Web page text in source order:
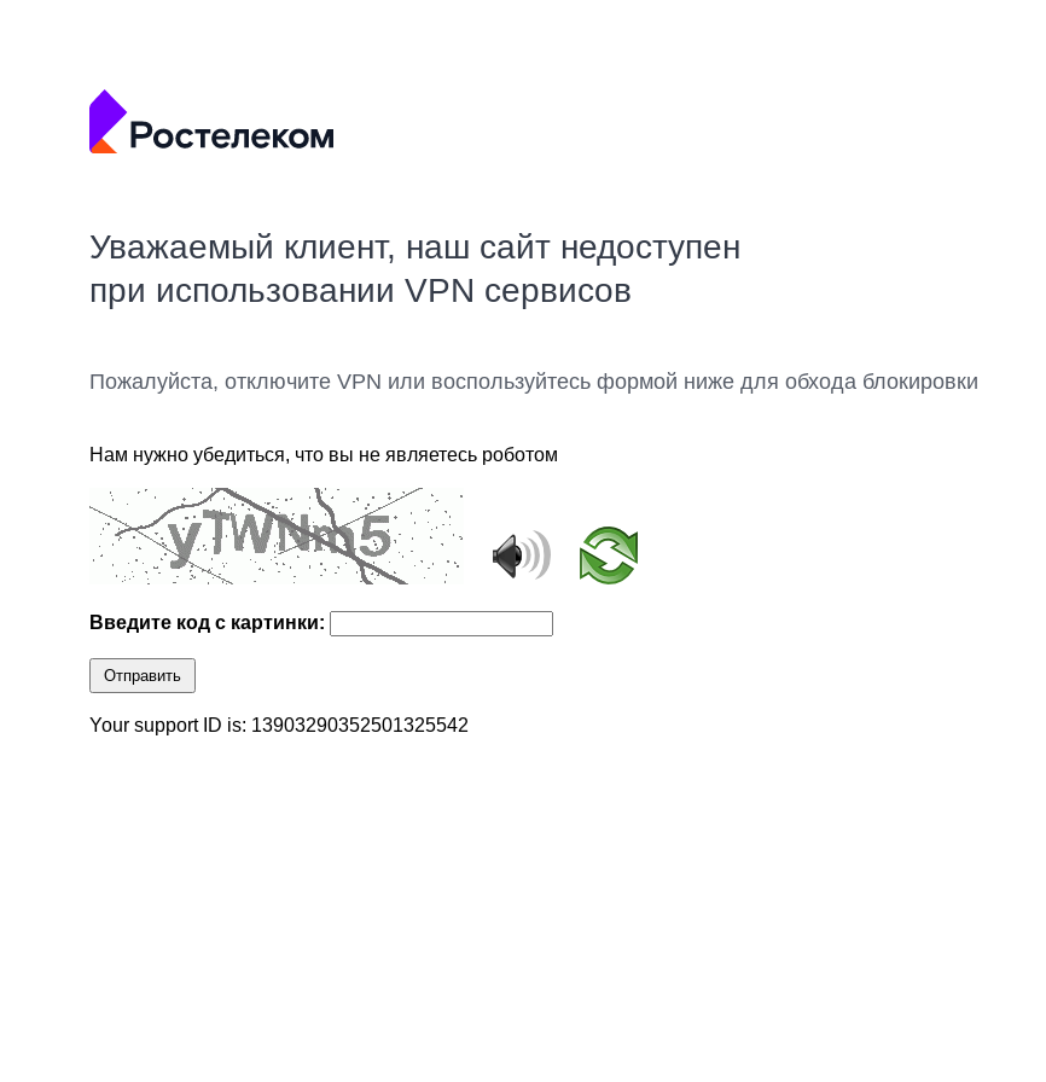
Уважаемый клиент, наш сайт недоступен
при использовании VPN сервисов
Пожалуйста, отключите VPN или воспользуйтесь формой ниже для обхода блокировки
Нам нужно убедиться, что вы не являетесь роботом
Введите код с картинки:
Отправить
Your support ID is: 13903290352501325542